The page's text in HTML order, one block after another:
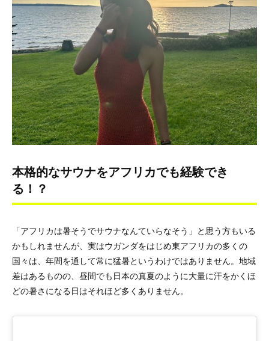
本格的なサウナをアフリカでも経験でき
る！？
「アフリカは暑そうでサウナなんていらなそう」と思う方もいる
かもしれませんが、実はウガンダをはじめ東アフリカの多くの
国々は、年間を通して常に猛暑というわけではありません。地域
差はあるものの、昼間でも日本の真夏のように大量に汗をかくほ
どの暑さになる日はそれほど多くありません。